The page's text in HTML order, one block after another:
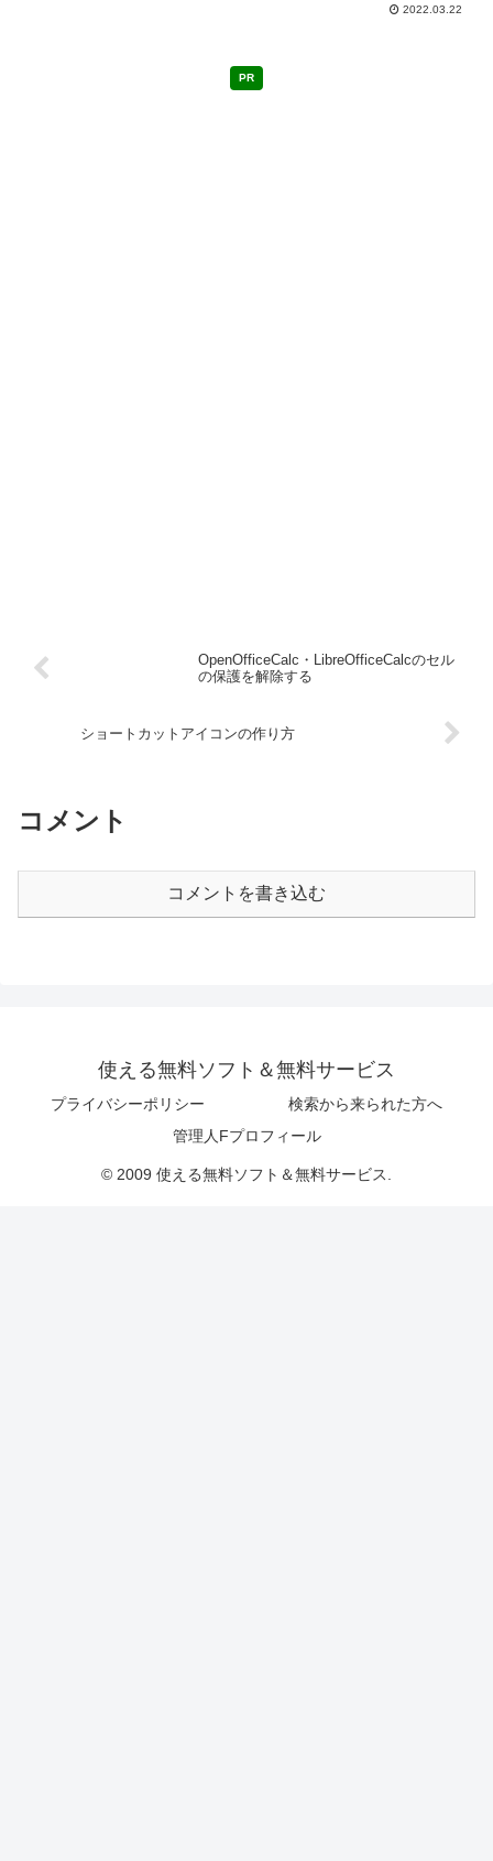
2022.03.22
PR
OpenOfficeCalc・LibreOfficeCalcのセル
の保護を解除する
ショートカットアイコンの作り方
コメント
コメントを書き込む
使える無料ソフト＆無料サービス
プライバシーポリシー
検索から来られた方へ
管理人Fプロフィール
© 2009 使える無料ソフト＆無料サービス.